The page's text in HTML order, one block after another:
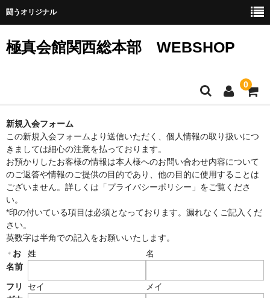
闘うオリジナル
極真会館関西総本部 WEBSHOP
0
SHOPホーム
ウエア
グッズ
カート
メンバー
SHOPについて
新規入会フォーム
この新規入会フォームより送信いただく、個人情報の取り扱いにつ
きましては細心の注意を払っております。
お預かりしたお客様の情報は本人様へのお問い合わせ内容について
のご返答や情報のご提供の目的であり、他の目的に使用することは
ございません。詳しくは「プライバシーポリシー」をご覧くださ
い。
*印の付いている項目は必須となっております。漏れなくご記入くだ
さい。
英数字は半角での記入をお願いいたします。
＊ お
名前
姓 名
フリ
セイ メイ